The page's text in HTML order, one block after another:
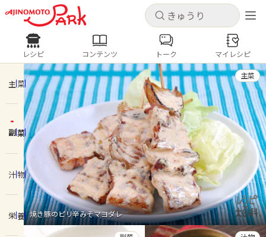
キャンセル
ログインするとレシピを保存できます
ログイン 新規登録
ホーム
コンテンツ
レシピ
キャンセル
レシピ コンテンツ
人気の食材・レシピ
きゅうり なす トマト
とうもろこし
ピーマン
みょうが ゴーヤ
レシピ コンテンツ トーク マイレシピ
主菜
副菜
汁物
栄養 焼き豚のピリ辛みそマヨダレ
主菜